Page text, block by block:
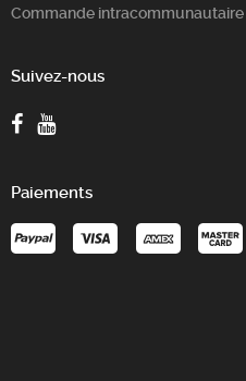
Commande intracommunautaire
Suivez-nous
Paiements